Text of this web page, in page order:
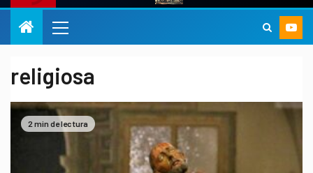
religiosa
2 min de lectura